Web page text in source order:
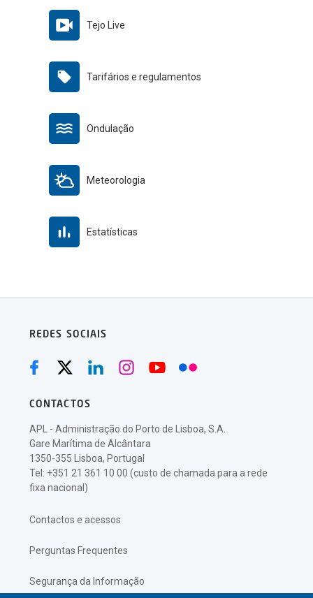
Tejo Live
Tarifários e regulamentos
Ondulação
Meteorologia
Estatísticas
REDES SOCIAIS
CONTACTOS
APL - Administração do Porto de Lisboa, S.A.
Gare Marítima de Alcântara
1350-355 Lisboa, Portugal
Tel: +351 21 361 10 00 (custo de chamada para a rede
fixa nacional)
Contactos e acessos
Perguntas Frequentes
Segurança da Informação